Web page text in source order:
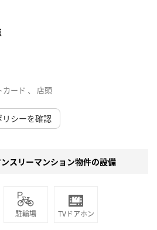
ード 、 店頭
シーを確認
スリーマンション物件の設備
駐輪場 TVドアホン